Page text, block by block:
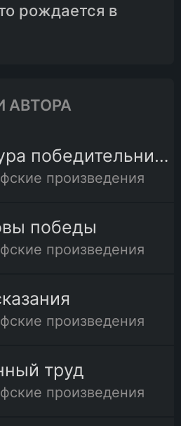
рождается в
АВТОРА
Культура победительница
произведения
победы
произведения
произведения
труд
произведения